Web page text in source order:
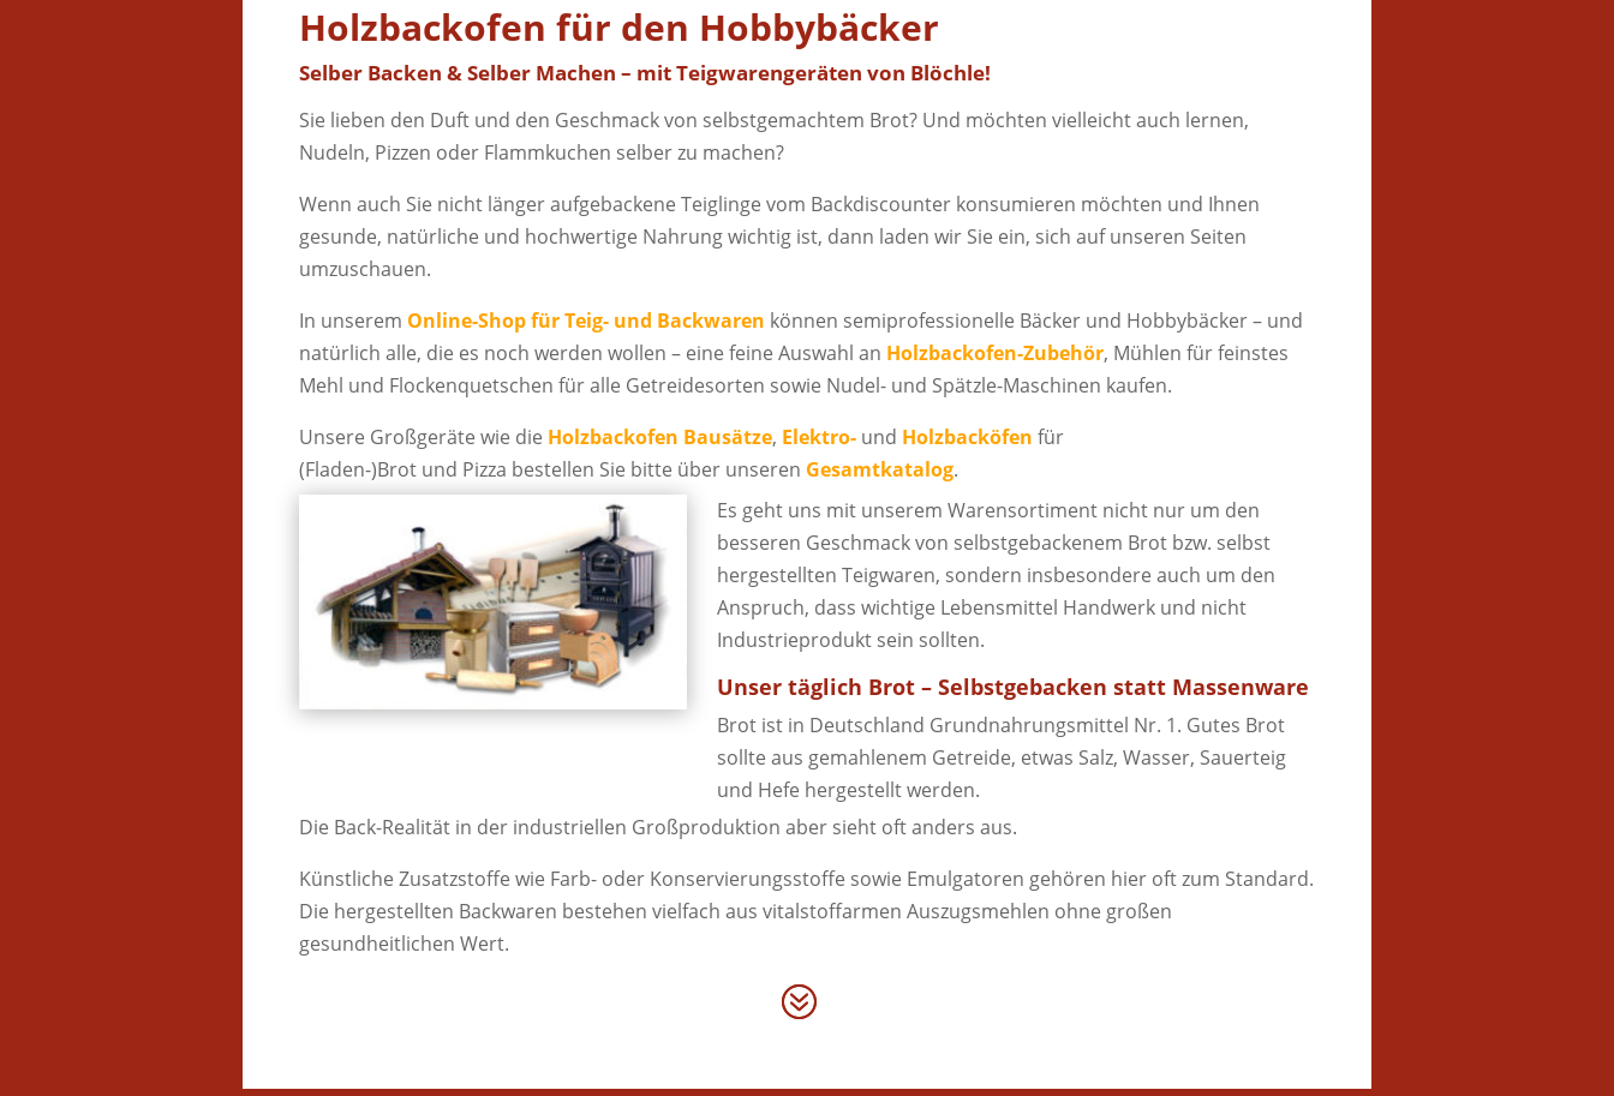
Holzbackofen für den Hobbybäcker
Selber Backen & Selber Machen – mit Teigwarengeräten von Blöchle!
Sie lieben den Duft und den Geschmack von selbstgemachtem Brot? Und möchten vielleicht auch lernen,
Nudeln, Pizzen oder Flammkuchen selber zu machen?
Wenn auch Sie nicht länger aufgebackene Teiglinge vom Backdiscounter konsumieren möchten und Ihnen
gesunde, natürliche und hochwertige Nahrung wichtig ist, dann laden wir Sie ein, sich auf unseren Seiten
umzuschauen.
In unserem Online-Shop für Teig- und Backwaren können semiprofessionelle Bäcker und Hobbybäcker – und
natürlich alle, die es noch werden wollen – eine feine Auswahl an Holzbackofen-Zubehör, Mühlen für feinstes
Mehl und Flockenquetschen für alle Getreidesorten sowie Nudel- und Spätzle-Maschinen kaufen.
Unsere Großgeräte wie die Holzbackofen Bausätze, Elektro- und Holzbacköfen für
(Fladen-)Brot und Pizza bestellen Sie bitte über unseren Gesamtkatalog.
Es geht uns mit unserem Warensortiment nicht nur um den
besseren Geschmack von selbstgebackenem Brot bzw. selbst
hergestellten Teigwaren, sondern insbesondere auch um den
Anspruch, dass wichtige Lebensmittel Handwerk und nicht
Industrieprodukt sein sollten.
Unser täglich Brot – Selbstgebacken statt Massenware
Brot ist in Deutschland Grundnahrungsmittel Nr. 1. Gutes Brot
sollte aus gemahlenem Getreide, etwas Salz, Wasser, Sauerteig
und Hefe hergestellt werden.
Die Back-Realität in der industriellen Großproduktion aber sieht oft anders aus.
Künstliche Zusatzstoffe wie Farb- oder Konservierungsstoffe sowie Emulgatoren gehören hier oft zum Standard.
Die hergestellten Backwaren bestehen vielfach aus vitalstoffarmen Auszugsmehlen ohne großen
gesundheitlichen Wert.